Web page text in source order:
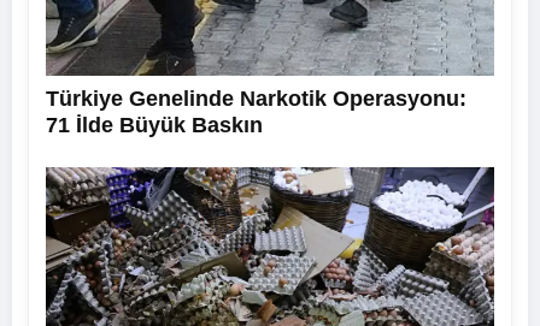
Türkiye Genelinde Narkotik Operasyonu:
71 İlde Büyük Baskın